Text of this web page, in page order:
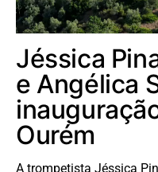
Jéssica
e Angélica
Ourém
A trompetista Jéssica